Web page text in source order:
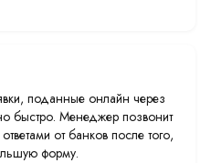
поданные онлайн через
быстро. Менеджер позвонит
от банков после того,
форму.